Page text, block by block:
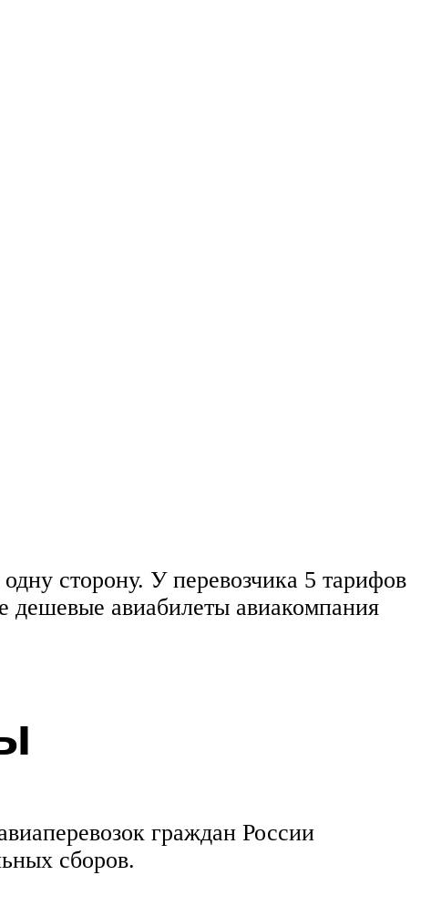
сторону. У перевозчика 5 тарифов
авиабилеты авиакомпания
граждан России
сборов.